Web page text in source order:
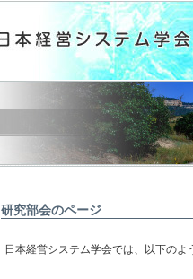
研究部会のページ
日本経営システム学会では、以下のよ